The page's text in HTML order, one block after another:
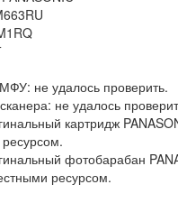
не удалось проверить.
не удалось
картридж
фотобарабан
ресурсом.